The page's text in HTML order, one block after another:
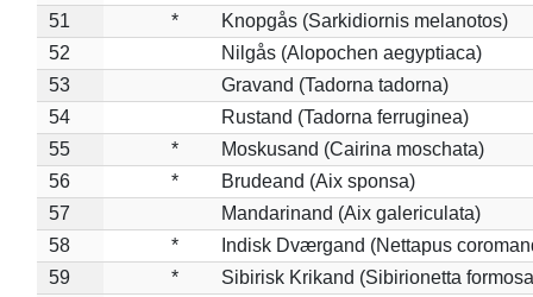
51
*
Knopgås (Sarkidiornis melanotos)
52
Nilgås (Alopochen aegyptiaca)
53
Gravand (Tadorna tadorna)
54
Rustand (Tadorna ferruginea)
55
*
Moskusand (Cairina moschata)
56
*
Brudeand (Aix sponsa)
57
Mandarinand (Aix galericulata)
58
*
Indisk Dværgand (Nettapus
59
*
Sibirisk Krikand (Sibirionetta